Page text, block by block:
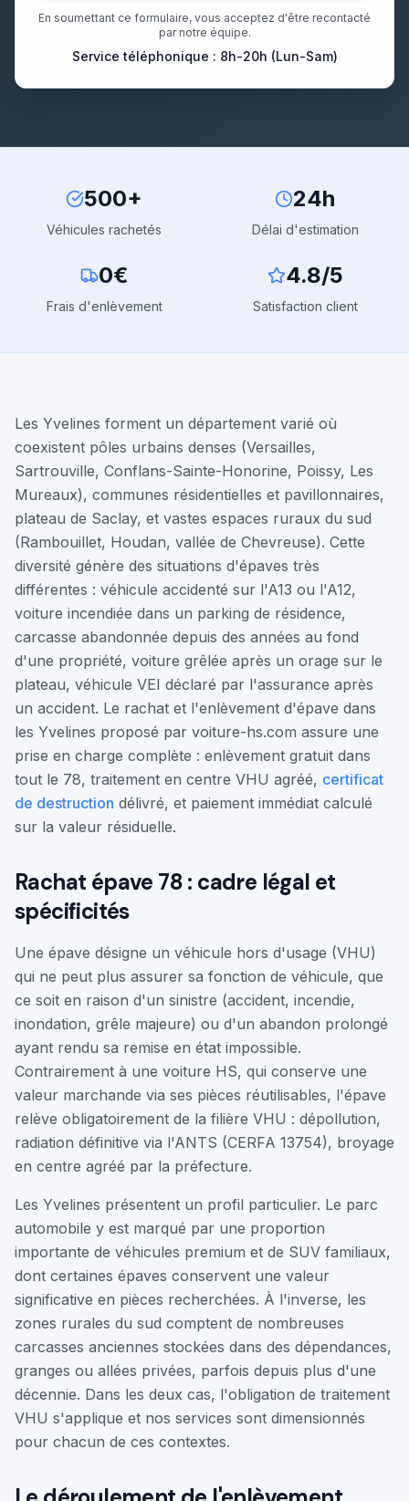
En soumettant ce formulaire, vous acceptez d'être recontacté
par notre équipe.
Service téléphonique : 8h-20h (Lun-Sam)
500+
Véhicules rachetés
24h
Délai d'estimation
0€
Frais d'enlèvement
4.8/5
Satisfaction client
Les Yvelines forment un département varié où
coexistent pôles urbains denses (Versailles,
Sartrouville, Conflans-Sainte-Honorine, Poissy, Les
Mureaux), communes résidentielles et pavillonnaires,
plateau de Saclay, et vastes espaces ruraux du sud
(Rambouillet, Houdan, vallée de Chevreuse). Cette
diversité génère des situations d'épaves très
différentes : véhicule accidenté sur l'A13 ou l'A12,
voiture incendiée dans un parking de résidence,
carcasse abandonnée depuis des années au fond
d'une propriété, voiture grêlée après un orage sur le
plateau, véhicule VEI déclaré par l'assurance après
un accident. Le rachat et l'enlèvement d'épave dans
les Yvelines proposé par voiture-hs.com assure une
prise en charge complète : enlèvement gratuit dans
tout le 78, traitement en centre VHU agréé, certificat
de destruction délivré, et paiement immédiat calculé
sur la valeur résiduelle.
Rachat épave 78 : cadre légal et
spécificités
Une épave désigne un véhicule hors d'usage (VHU)
qui ne peut plus assurer sa fonction de véhicule, que
ce soit en raison d'un sinistre (accident, incendie,
inondation, grêle majeure) ou d'un abandon prolongé
ayant rendu sa remise en état impossible.
Contrairement à une voiture HS, qui conserve une
valeur marchande via ses pièces réutilisables, l'épave
relève obligatoirement de la filière VHU : dépollution,
radiation définitive via l'ANTS (CERFA 13754), broyage
en centre agréé par la préfecture.
Les Yvelines présentent un profil particulier. Le parc
automobile y est marqué par une proportion
importante de véhicules premium et de SUV familiaux,
dont certaines épaves conservent une valeur
significative en pièces recherchées. À l'inverse, les
zones rurales du sud comptent de nombreuses
carcasses anciennes stockées dans des dépendances,
granges ou allées privées, parfois depuis plus d'une
décennie. Dans les deux cas, l'obligation de traitement
VHU s'applique et nos services sont dimensionnés
pour chacun de ces contextes.